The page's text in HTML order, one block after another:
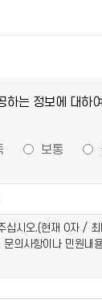
하는 정보에 대하
보통
십시오.(현재 0자 /
의사항이나 민원내